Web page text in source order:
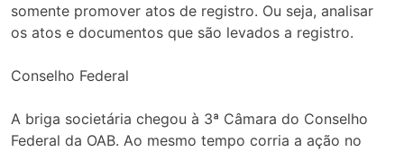
somente promover atos de registro. Ou seja, analisar
os atos e documentos que são levados a registro.
Conselho Federal
A briga societária chegou à 3ª Câmara do Conselho
Federal da OAB. Ao mesmo tempo corria a ação no